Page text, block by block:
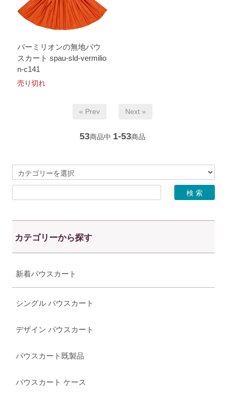
バーミリオンの無地パウ
スカート spau-sld-vermilio
n-c141
売り切れ
« Prev Next »
53商品中 1-53商品
カテゴリーから探す
新着パウスカート
シングル パウスカート
デザイン パウスカート
パウスカート既製品
パウスカート ケース